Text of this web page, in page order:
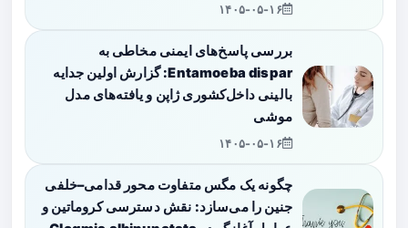
۱۴۰۵-۰۵-۱۶
بررسی پاسخ‌های ایمنی مخاطی به
Entamoeba dispar: گزارش اولین جدایه
بالینی داخل‌کشوری ژاپن و یافته‌های مدل
موشی
۱۴۰۵-۰۵-۱۶
چگونه یک مگس متفاوت محور قدامی–خلفی
جنین را می‌سازد: نقش دسترسی کروماتین و